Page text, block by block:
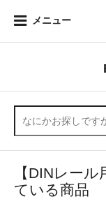
メニュー
【DINレー
ている商品